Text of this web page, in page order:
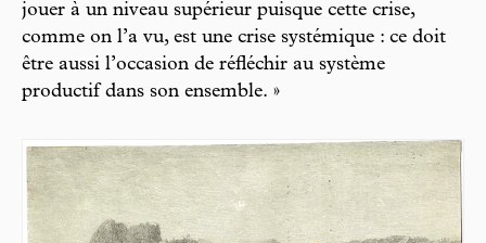
jouer à un niveau supérieur puisque cette crise,
comme on l’a vu, est une crise systémique : ce doit
être aussi l’occasion de réfléchir au système
productif dans son ensemble. »